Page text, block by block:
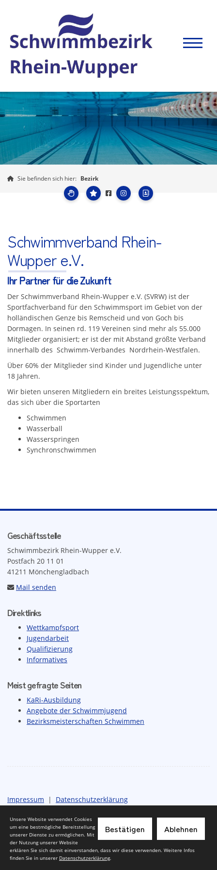
Sie befinden sich hier: Bezirk
Schwimmverband Rhein-
Wupper e.V.
Ihr Partner für die Zukunft
Der Schwimmverband Rhein-Wupper e.V. (SVRW) ist der
Sportfachverband für den Schwimmsport im Gebiet von der
holländischen Genze bis Remscheid und von Goch bis
Dormagen. In seinen rd. 119 Vereinen sind mehr als 55.000
Mitglieder organisiert; er ist der mit Abstand größte Verband
innerhalb des Schwimm-Verbandes Nordrhein-Westfalen.
Über 60% der Mitglieder sind Kinder und Jugendliche unter
18 Jahren.
Wir bieten unseren Mitgliedern ein breites Leistungsspektum,
das sich über die Sportarten
Schwimmen
Wasserball
Wasserspringen
Synchronschwimmen
Geschäftsstelle
Schwimmbezirk Rhein-Wupper e.V.
Postfach 20 11 01
41211 Mönchengladbach
Mail senden
Direktlinks
Wettkampfsport
Jugendarbeit
Qualifizierung
Informatives
Meist gefragte Seiten
KaRi-Ausbildung
Angebote der Schwimmjugend
Bezirksmeisterschaften Schwimmen
Impressum | Datenschutzerklärung
Ablehnen
Bestätigen
Unsere Website verwendet Cookies
um eine bestmögliche Bereitstellung
unserer Dienste zu ermöglichen. Mit
der Nutzung unserer Website
erklären Sie sich damit einverstanden, dass wir diese verwenden. Weitere Infos
finden Sie in unserer Datenschutzerklärung.